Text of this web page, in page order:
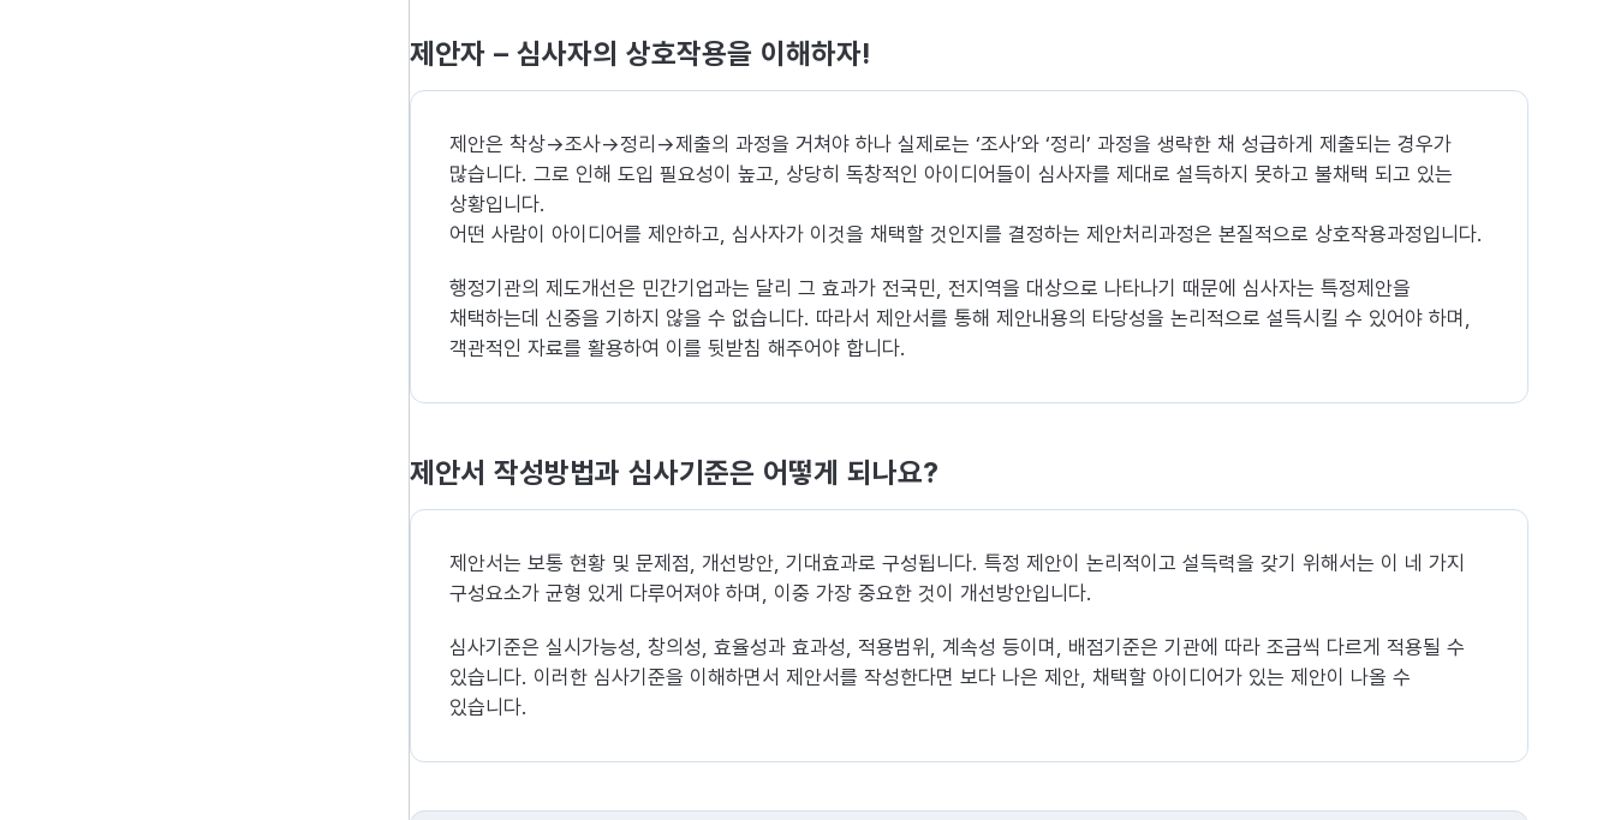
제안자 – 심사자의 상호작용을 이해하자!
제안은 착상→조사→정리→제출의 과정을 거쳐야 하나 실제로는 ‘조사’와 ‘정리’ 과정을 생략한 채 성급하게 제출되는 경우가
많습니다. 그로 인해 도입 필요성이 높고, 상당히 독창적인 아이디어들이 심사자를 제대로 설득하지 못하고 불채택 되고 있는
상황입니다.
어떤 사람이 아이디어를 제안하고, 심사자가 이것을 채택할 것인지를 결정하는 제안처리과정은 본질적으로 상호작용과정입니다.
행정기관의 제도개선은 민간기업과는 달리 그 효과가 전국민, 전지역을 대상으로 나타나기 때문에 심사자는 특정제안을
채택하는데 신중을 기하지 않을 수 없습니다. 따라서 제안서를 통해 제안내용의 타당성을 논리적으로 설득시킬 수 있어야 하며,
객관적인 자료를 활용하여 이를 뒷받침 해주어야 합니다.
제안서 작성방법과 심사기준은 어떻게 되나요?
제안서는 보통 현황 및 문제점, 개선방안, 기대효과로 구성됩니다. 특정 제안이 논리적이고 설득력을 갖기 위해서는 이 네 가지
구성요소가 균형 있게 다루어져야 하며, 이중 가장 중요한 것이 개선방안입니다.
심사기준은 실시가능성, 창의성, 효율성과 효과성, 적용범위, 계속성 등이며, 배점기준은 기관에 따라 조금씩 다르게 적용될 수
있습니다. 이러한 심사기준을 이해하면서 제안서를 작성한다면 보다 나은 제안, 채택할 아이디어가 있는 제안이 나올 수
있습니다.